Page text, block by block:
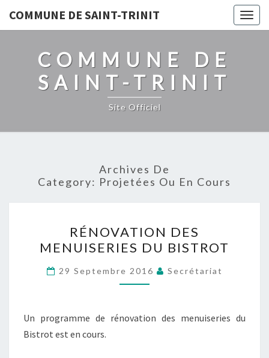
COMMUNE DE SAINT-TRINIT
COMMUNE DE
SAINT-TRINIT
Site Officiel
Archives De
Category: Projetées Ou En Cours
DES
MENUISERIES
DU
BISTROT
RÉNOVATION DES
MENUISERIES DU BISTROT
29 Septembre 2016 Secrétariat
Un programme de rénovation des menuiseries du
Bistrot est en cours.